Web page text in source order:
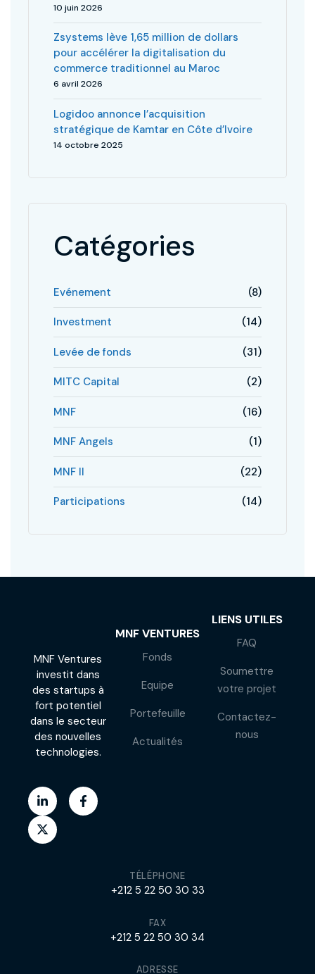
10 juin 2026
Zsystems lève 1,65 million de dollars
pour accélérer la digitalisation du
commerce traditionnel au Maroc
6 avril 2026
Logidoo annonce l’acquisition
stratégique de Kamtar en Côte d’Ivoire
14 octobre 2025
Catégories
Evénement (8)
Investment (14)
Levée de fonds (31)
MITC Capital (2)
MNF (16)
MNF Angels (1)
MNF II (22)
Participations (14)
MNF Ventures
investit dans
des startups à
fort potentiel
dans le secteur
des nouvelles
technologies.
MNF VENTURES
Fonds
Equipe
Portefeuille
Actualités
LIENS UTILES
FAQ
Soumettre
votre projet
Contactez-
nous
TÉLÉPHONE
+212 5 22 50 30 33
FAX
+212 5 22 50 30 34
ADRESSE